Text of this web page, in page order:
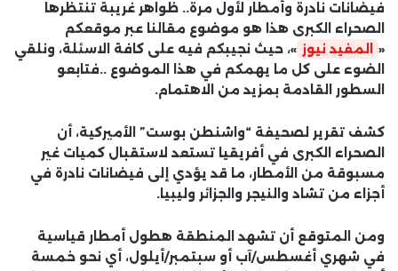
فيضانات نادرة وأمطار لأول مرة.. ظواهر غريبة تنتظرها
الصحراء الكبرى هذا هو موضوع مقالنا عبر موقعكم
«
المفيد نيوز »، حيث نجيبكم فيه على كافة الاسئلة، ونلقي
الضوء على كل ما يهمكم في هذا الموضوع ..فتابعو
السطور القادمة بمزيد من الاهتمام.
كشف تقرير لصحيفة “واشنطن بوست” الأميركية، أن
الصحراء الكبرى في أفريقيا تستعد لاستقبال كميات غير
مسبوقة من الأمطار، ما قد يؤدي إلى فيضانات نادرة في
أجزاء من تشاد والنيجر والجزائر وليبيا.
ومن المتوقع أن تشهد المنطقة هطول أمطار قياسية
في شهري أغسطس/آب أو سبتمبر/أيلول، أي نحو خمسة